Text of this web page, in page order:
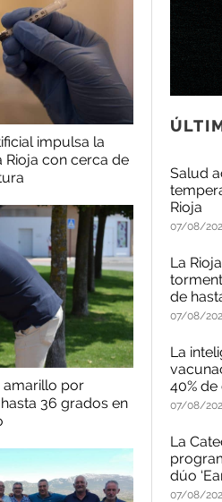
impulsa la
Rioja con cerca de
amarillo por
36 grados en
Salud
Rioja
07/08/
La
de
07/08/
La
40%
07/08/
La
dúo
07/08/